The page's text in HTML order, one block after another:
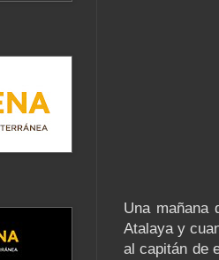
Una mañana
Atalaya y
al capitán de